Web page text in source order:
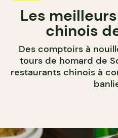
Les
chinois
Des comptoirs à
tours de homard de
restaurants chinois à